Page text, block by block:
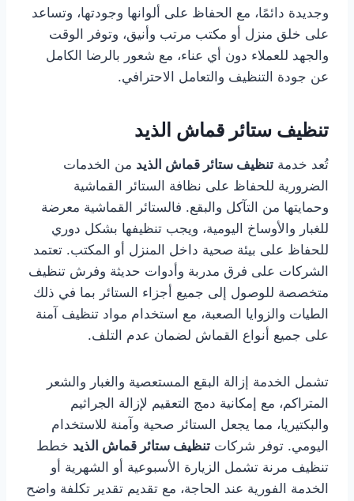
وجديدة دائمًا، مع الحفاظ على ألوانها وجودتها، وتساعد
على خلق منزل أو مكتب مرتب وأنيق، وتوفر الوقت
والجهد للعملاء دون أي عناء، مع شعور بالرضا الكامل
عن جودة التنظيف والتعامل الاحترافي.
تنظيف ستائر قماش الذيد
تُعد خدمة تنظيف ستائر قماش الذيد من الخدمات
الضرورية للحفاظ على نظافة الستائر القماشية
وحمايتها من التآكل والبقع. فالستائر القماشية معرضة
للغبار والأوساخ اليومية، ويجب تنظيفها بشكل دوري
للحفاظ على بيئة صحية داخل المنزل أو المكتب. تعتمد
الشركات على فرق مدربة وأدوات حديثة وفرش تنظيف
متخصصة للوصول إلى جميع أجزاء الستائر بما في ذلك
الطيات والزوايا الصعبة، مع استخدام مواد تنظيف آمنة
على جميع أنواع القماش لضمان عدم التلف.
تشمل الخدمة إزالة البقع المستعصية والغبار والشعر
المتراكم، مع إمكانية دمج التعقيم لإزالة الجراثيم
والبكتيريا، مما يجعل الستائر صحية وآمنة للاستخدام
اليومي. توفر شركات تنظيف ستائر قماش الذيد خطط
تنظيف مرنة تشمل الزيارة الأسبوعية أو الشهرية أو
الخدمة الفورية عند الحاجة، مع تقديم تقدير تكلفة واضح